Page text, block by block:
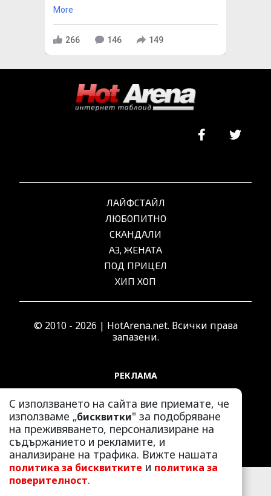
More
266 146 149
С използването на сайта вие приемате, че
използваме „бисквитки" за подобряване
на преживяването, персонализиране на
съдържанието и рекламите, и
анализиране на трафика. Вижте нашата
политика за бисквитките и политика за
поверителност.
ЛАЙФСТАЙЛ
ЛЮБОПИТНО
СКАНДАЛИ
АЗ, ЖЕНАТА
ПОД ПРИЦЕЛ
ХИП ХОП
© 2010 - 2026 | HotArena.net. Всички права
запазени.
РЕКЛАМА
КОНТАКТИ
ОБЩИ УСЛОВИЯ
ПОЛИТИКА ЗА ПОВЕРИТЕЛНОСТ
ПОЛИТИКА ЗА БИСКВИТКИТЕ